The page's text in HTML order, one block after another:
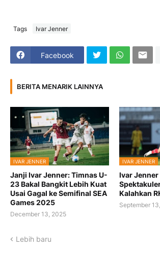
Tags Ivar Jenner
Facebook
BERITA MENARIK LAINNYA
IVAR JENNER
Janji Ivar Jenner: Timnas U-
23 Bakal Bangkit Lebih Kuat
Usai Gagal ke Semifinal SEA
Games 2025
December 13, 2025
IVAR JENNER
Ivar Jenner
Kalahkan
September
Lebih baru